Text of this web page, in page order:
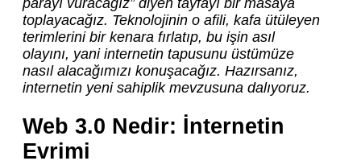
toplayacağız. Teknolojinin o afili, kafa ütüleyen
terimlerini bir kenara fırlatıp, bu işin asıl
olayını, yani internetin tapusunu üstümüze
nasıl alacağımızı konuşacağız. Hazırsanız,
internetin yeni sahiplik mevzusuna dalıyoruz.
Web 3.0 Nedir: İnternetin
Evrimi